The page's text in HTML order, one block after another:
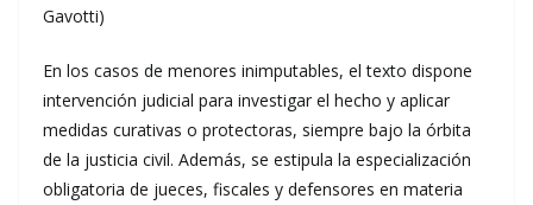
Gavotti)
En los casos de menores inimputables, el texto dispone
intervención judicial para investigar el hecho y aplicar
medidas curativas o protectoras, siempre bajo la órbita
de la justicia civil. Además, se estipula la especialización
obligatoria de jueces, fiscales y defensores en materia